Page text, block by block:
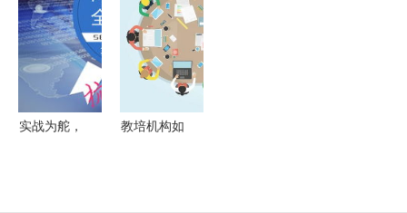
安全技术应
用典型案例
名单，助力
网络技术推
广
重生 所为
什么
实战为舵，
教培机构如